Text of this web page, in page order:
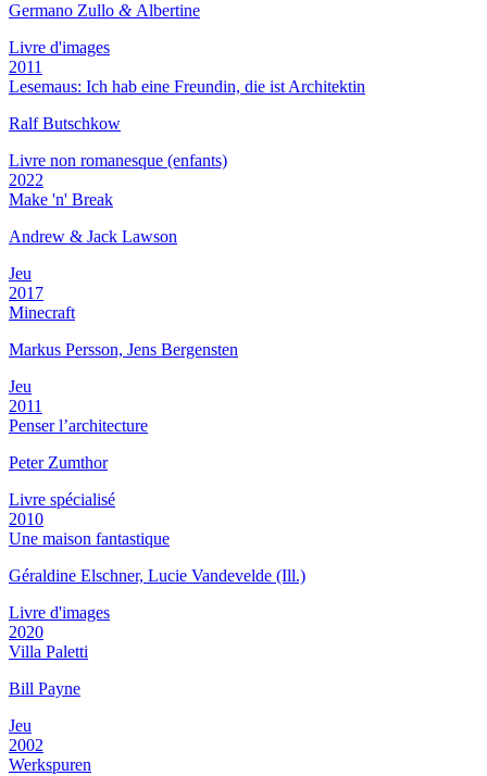
Germano Zullo &Albertine
Livre d'images
2011
Lesemaus: Ich hab eine Freundin, die ist Architektin
Ralf Butschkow
Livre non romanesque (enfants)
2022
Make 'n' Break
Andrew & Jack Lawson
Jeu
2017
Minecraft
Markus Persson, Jens Bergensten
Jeu
2011
Penser l’architecture
Peter Zumthor
Livre spécialisé
2010
Une maison fantastique
Géraldine Elschner, Lucie Vandevelde (Ill.)
Livre d'images
2020
Villa Paletti
Bill Payne
Jeu
2002
Werkspuren